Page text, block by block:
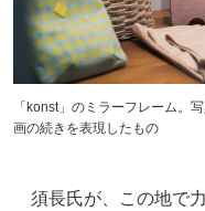
「konst」のミラーフレーム。
画の続きを表現したもの
須長氏が、この地で